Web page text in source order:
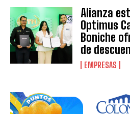
Alianza
Optimus
Boniche
de
EMPRESAS